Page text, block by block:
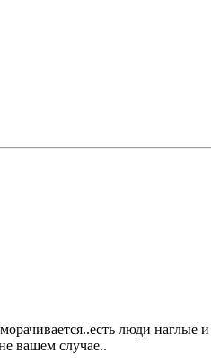
люди наглые
вашем случае..